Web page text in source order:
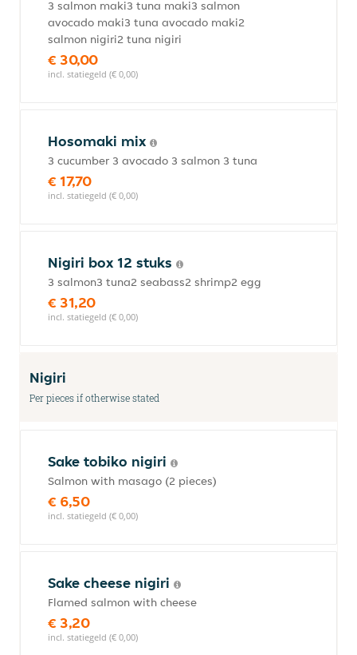
3 salmon maki3 tuna maki3 salmon
avocado maki3 tuna avocado maki2
salmon nigiri2 tuna nigiri
€ 30,00
incl. statiegeld (€ 0,00)
Hosomaki mix
3 cucumber 3 avocado 3 salmon 3 tuna
€ 17,70
incl. statiegeld (€ 0,00)
Nigiri box 12 stuks
3 salmon3 tuna2 seabass2 shrimp2 egg
€ 31,20
incl. statiegeld (€ 0,00)
Nigiri
Per pieces if otherwise stated
Sake tobiko nigiri
Salmon with masago (2 pieces)
€ 6,50
incl. statiegeld (€ 0,00)
Sake cheese nigiri
Flamed salmon with cheese
€ 3,20
incl. statiegeld (€ 0,00)